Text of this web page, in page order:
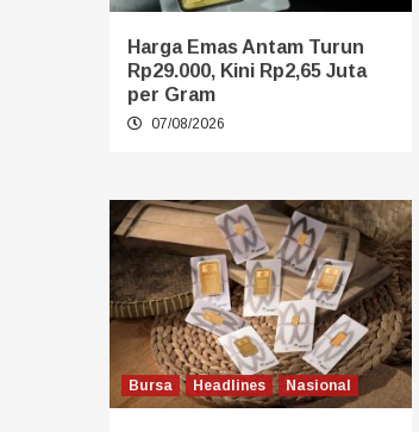
Harga Emas Antam Turun
Rp29.000, Kini Rp2,65 Juta
per Gram
07/08/2026
Bursa Headlines Nasional